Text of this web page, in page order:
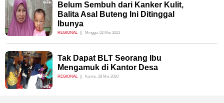
Belum Sembuh dari Kanker Kulit,
Balita Asal Buteng Ini Ditinggal
Ibunya
REGIONAL Minggu, 02 Mei 2021
Tak Dapat BLT Seorang Ibu
Mengamuk di Kantor Desa
REGIONAL Kamis, 28 Mei 2020